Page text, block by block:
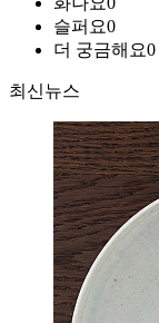
슬퍼요0
더 궁금해요0
최신뉴스